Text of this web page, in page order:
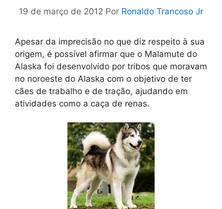
19 de março de 2012 Por Ronaldo Trancoso Jr
Apesar da imprecisão no que diz respeito à sua
origem, é possível afirmar que o Malamute do
Alaska foi desenvolvido por tribos que moravam
no noroeste do Alaska com o objetivo de ter
cães de trabalho e de tração, ajudando em
atividades como a caça de renas.